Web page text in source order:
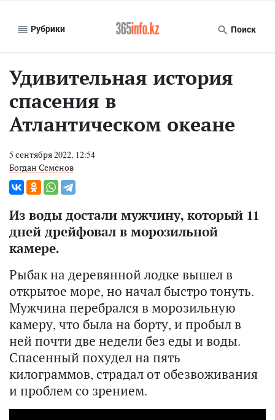
Рубрики Поиск
Удивительная история
спасения в
Атлантическом океане
5 сентября 2022, 12:54
Богдан Семёнов
Из воды достали мужчину, который 11
дней дрейфовал в морозильной
камере.
Рыбак на деревянной лодке вышел в
открытое море, но начал быстро тонуть.
Мужчина перебрался в морозильную
камеру, что была на борту, и пробыл в
ней почти две недели без еды и воды.
Спасенный похудел на пять
килограммов, страдал от обезвоживания
и проблем со зрением.